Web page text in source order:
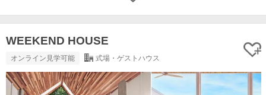
WEEKEND HOUSE
オンライン見学可能 式場・ゲストハウス